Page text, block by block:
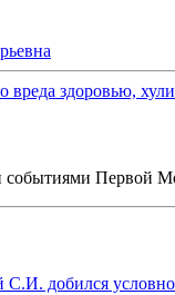
здоровью,
Первой
добился